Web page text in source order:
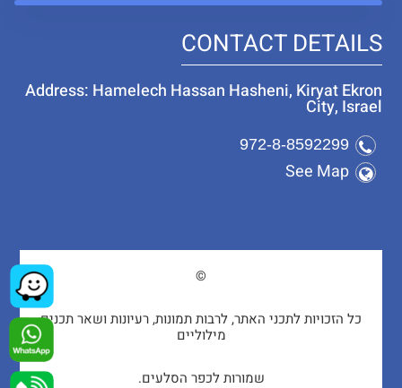
CONTACT DETAILS
Address: Hamelech Hassan Hasheni, Kiryat Ekron
City, Israel
972-8-8592299
See Map
©
כל הזכויות לתכני האתר, לרבות תמונות, רעיונות ושאר תכנים
מילוליים
שמורות לכפר הסלעים.